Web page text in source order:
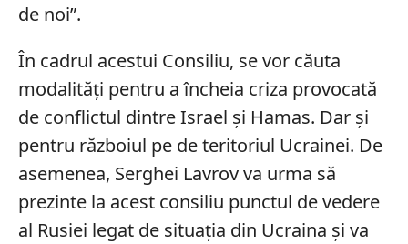
de noi”.
În cadrul acestui Consiliu, se vor căuta
modalități pentru a încheia criza provocată
de conflictul dintre Israel şi Hamas. Dar și
pentru războiul pe de teritoriul Ucrainei. De
asemenea, Serghei Lavrov va urma să
prezinte la acest consiliu punctul de vedere
al Rusiei legat de situația din Ucraina şi va